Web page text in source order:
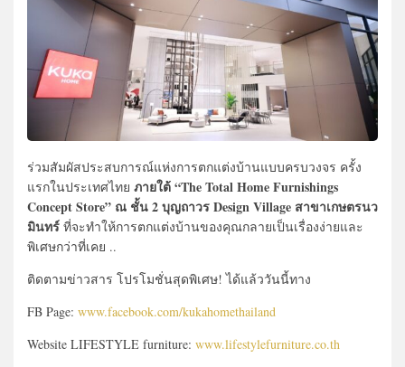
ร่วมสัมผัสประสบการณ์แห่งการตกแต่งบ้านแบบครบวงจร ครั้ง
แรกในประเทศไทย ภายใต้ “The Total Home Furnishings
Concept Store” ณ ชั้น 2 บุญถาวร Design Village สาขาเกษตรนว
มินทร์ ที่จะทำให้การตกแต่งบ้านของคุณกลายเป็นเรื่องง่ายและ
พิเศษกว่าที่เคย ..
ติดตามข่าวสาร โปรโมชั่นสุดพิเศษ! ได้แล้ววันนี้ทาง
FB Page: www.facebook.com/kukahomethailand
Website LIFESTYLE furniture: www.lifestylefurniture.co.th